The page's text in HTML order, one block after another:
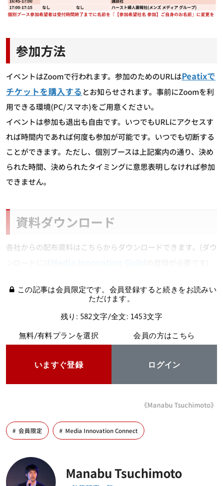
参加方法
イベントはZoomで行われます。参加のためのURLはPeatixで
チケットを購入するとお知らせされます。事前にZoomを利
用できる環境(PC/スマホ)をご用意ください。
イベントは参加も退出も自由です。いつでもURLにアクセスす
れば時間内であれば何度も参加が可能です。いつでも切断する
ことができます。ただし、個別ブースは上記案内の通り、決め
られた時間、決められたタイミングに意思表明しなければ参加
できません。
資料ダウンロード
各社からの配布資料はこちらからダウンロードできます。(ダウ
この記事は会員限定です。会員登録すると続きをお読みい
ただけます。
残り: 582文字/全文: 1453文字
無料/有料プランを選択
いますぐ登録
会員の方はこちら
ログイン
《Manabu Tsuchimoto》
会員限定 Media Innovation Connect
Manabu Tsuchimoto